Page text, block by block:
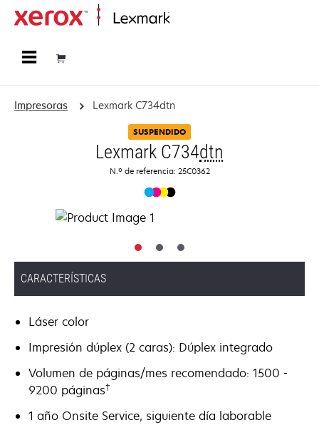
Impresoras Lexmark C734dtn
SUSPENDIDO
Lexmark C734dtn
N.º de referencia: 25C0362
CARACTERÍSTICAS
Láser color
Impresión dúplex (2 caras): Dúplex integrado
Volumen de páginas/mes recomendado: 1500 -
9200 páginas†
1 año Onsite Service, siguiente día laborable